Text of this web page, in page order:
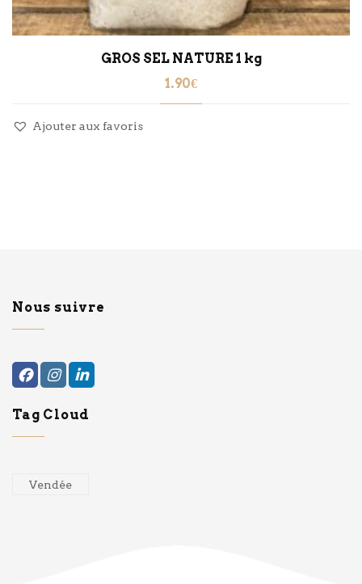
GROS SEL NATURE 1 kg
1.90€
Ajouter aux favoris
Nous suivre
Tag Cloud
Vendée